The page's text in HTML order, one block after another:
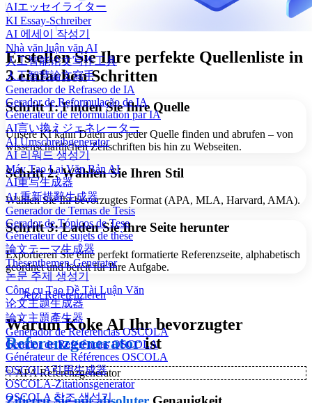
AIエッセイライター
KI Essay-Schreiber
AI 에세이 작성기
Nhà văn luận văn AI
人工智能论文写作工具
人工智慧論文寫手
Generador de Refraseo de IA
Gerador de Reformulação de IA
Générateur de reformulation par IA
AI言い換えジェネレーター
AI Umschreibgenerator
AI 리워드 생성기
Máy Tạo Lại Văn Bản AI
AI重写生成器
AI 重新措辭生成器
Generador de Temas de Tesis
Gerador de Tópicos de Tese
Générateur de sujets de thèse
論文テーマ生成器
Thesenthemen-Generator
논문 주제 생성기
Công cụ Tạo Đề Tài Luận Văn
论文主题生成器
論文主題產生器
Generador de Referencias OSCOLA
Gerador de Referências OSCOLA
Générateur de Références OSCOLA
OSCOLA引用生成器
OSCOLA-Zitationsgenerator
OSCOLA 참조 생성기
Erstellen Sie Ihre perfekte Quellenliste in
3 einfachen Schritten
Schritt 1: Finden Sie Ihre Quelle
Unsere KI kann Daten aus jeder Quelle finden und abrufen – von
wissenschaftlichen Zeitschriften bis hin zu Webseiten.
Schritt 2: Wählen Sie Ihren Stil
Wählen Sie Ihr bevorzugtes Format (APA, MLA, Harvard, AMA).
Schritt 3: Laden Sie Ihre Seite herunter
Exportieren Sie eine perfekt formatierte Referenzseite, alphabetisch
geordnet und bereit für Ihre Aufgabe.
Jetzt Referenzieren
Warum Koke AI Ihr bevorzugter
Referenzgeneratorist
✨APA Referenzgenerator